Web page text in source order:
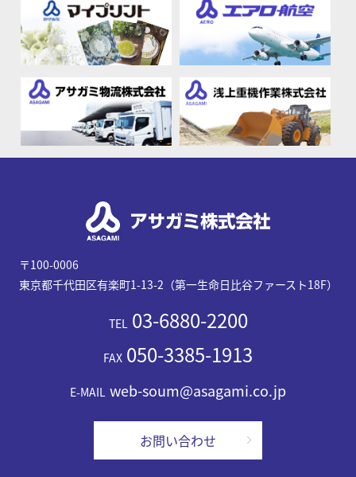
〒100-0006
東京都千代田区有楽町1-13-2（第一生命日比谷ファースト18F）
TEL 03-6880-2200
FAX 050-3385-1913
E-MAIL web-soum@asagami.co.jp
お問い合わせ